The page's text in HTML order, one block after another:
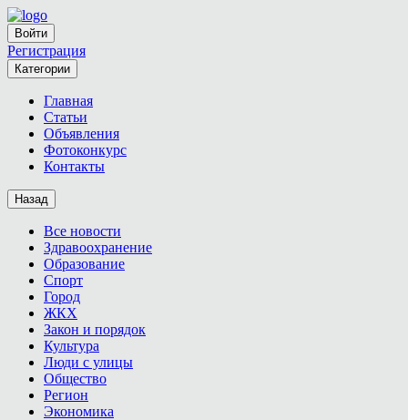
Войти
Регистрация
Категории
Главная
Статьи
Объявления
Фотоконкурс
Контакты
Назад
Все новости
Здравоохранение
Образование
Спорт
Город
ЖКХ
Закон и порядок
Культура
Люди с улицы
Общество
Регион
Экономика